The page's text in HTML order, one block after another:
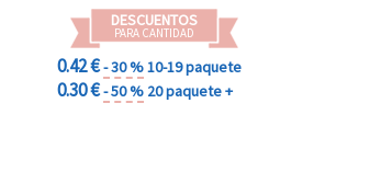
DESCUENTOS
PARA CANTIDAD
0.42 €- 30 %10-19 paquete
0.30 €- 50 % 20 paquete +